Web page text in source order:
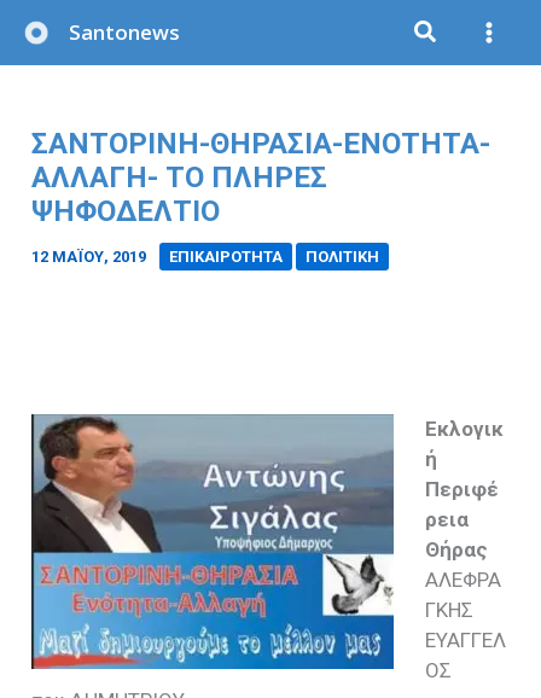
στο
Santonews
ΣΑΝΤΟΡΙΝΗ-ΘΗΡΑΣΙΑ-ΕΝΟΤΗΤΑ-
ΑΛΛΑΓΗ- ΤΟ ΠΛΗΡΕΣ
ΨΗΦΟΔΕΛΤΙΟ
12 ΜΑΪ́ΟΥ, 2019 ΕΠΙΚΑΙΡΟΤΗΤΑ ΠΟΛΙΤΙΚΗ
Εκλογικ
ή
Περιφέ
ρεια
Θήρας
ΑΛΕΦΡΑ
ΓΚΗΣ
ΕΥΑΓΓΕΛ
ΟΣ